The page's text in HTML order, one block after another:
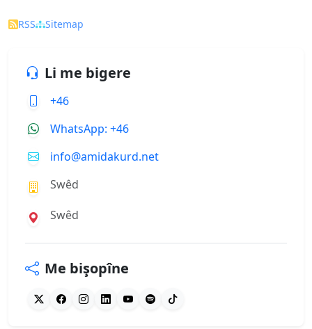
RSS Sitemap
Li me bigere
+46
WhatsApp: +46
info@amidakurd.net
Swêd
Swêd
Me bişopîne